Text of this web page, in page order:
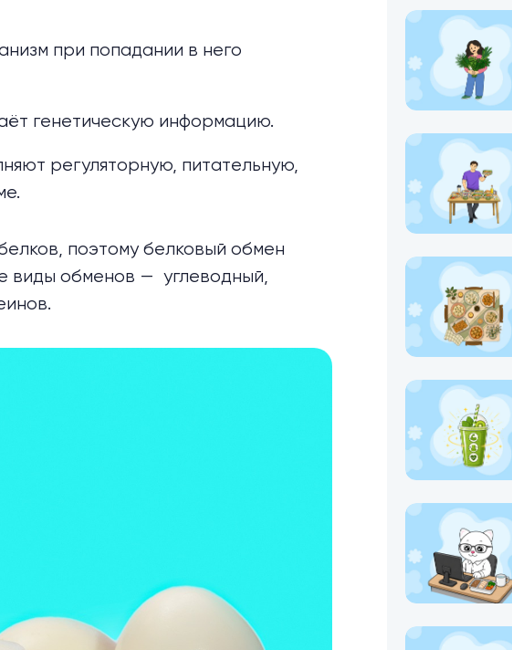
при попадании в него
генетическую информацию.
регуляторную, питательную,
поэтому белковый обмен
виды обменов — углеводный,